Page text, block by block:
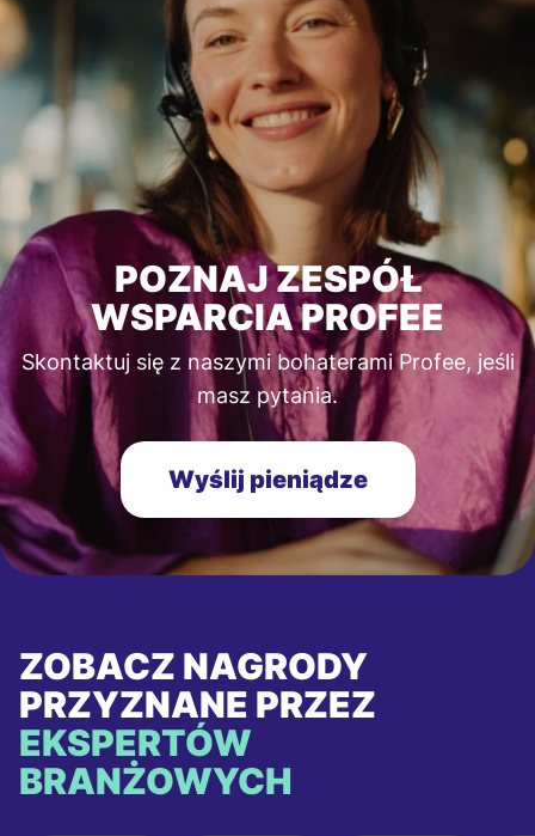
POZNAJ ZESPÓŁ
WSPARCIA PROFEE
Skontaktuj się z naszymi bohaterami Profee, jeśli
masz pytania.
Wyślij pieniądze
ZOBACZ NAGRODY
PRZYZNANE PRZEZ
EKSPERTÓW
BRANŻOWYCH